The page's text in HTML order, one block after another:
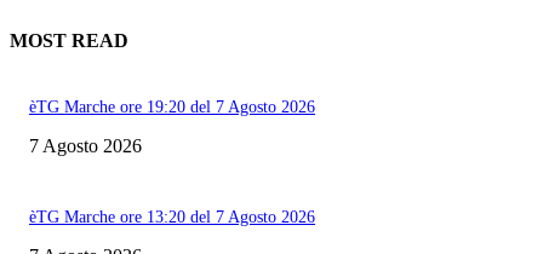
MOST READ
èTG Marche ore 19:20 del 7 Agosto 2026
7 Agosto 2026
èTG Marche ore 13:20 del 7 Agosto 2026